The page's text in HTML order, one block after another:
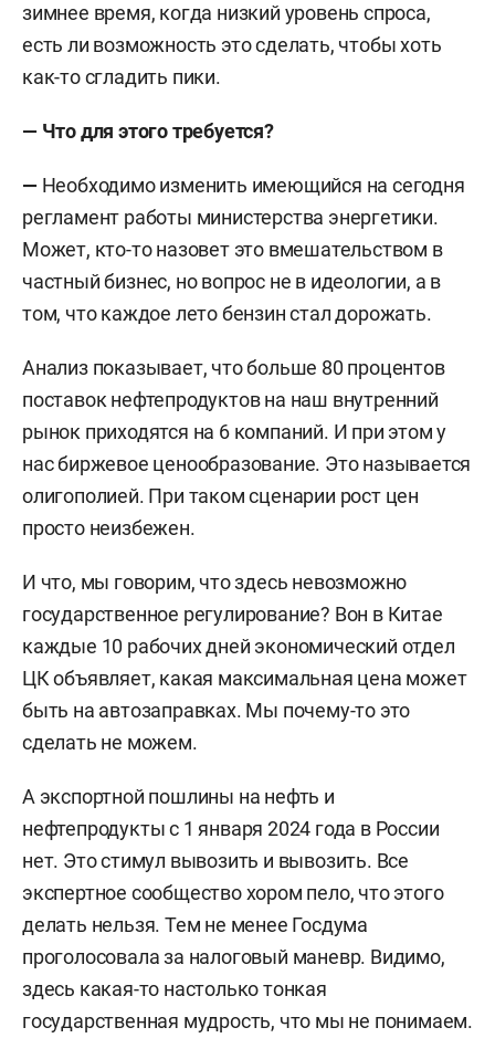
зимнее время, когда низкий уровень спроса,
есть ли возможность это сделать, чтобы хоть
как-то сгладить пики.
— Что для этого требуется?
— Необходимо изменить имеющийся на сегодня
регламент работы министерства энергетики.
Может, кто-то назовет это вмешательством в
частный бизнес, но вопрос не в идеологии, а в
том, что каждое лето бензин стал дорожать.
Анализ показывает, что больше 80 процентов
поставок нефтепродуктов на наш внутренний
рынок приходятся на 6 компаний. И при этом у
нас биржевое ценообразование. Это называется
олигополией. При таком сценарии рост цен
просто неизбежен.
И что, мы говорим, что здесь невозможно
государственное регулирование? Вон в Китае
каждые 10 рабочих дней экономический отдел
ЦК объявляет, какая максимальная цена может
быть на автозаправках. Мы почему-то это
сделать не можем.
А экспортной пошлины на нефть и
нефтепродукты с 1 января 2024 года в России
нет. Это стимул вывозить и вывозить. Все
экспертное сообщество хором пело, что этого
делать нельзя. Тем не менее Госдума
проголосовала за налоговый маневр. Видимо,
здесь какая-то настолько тонкая
государственная мудрость, что мы не понимаем.